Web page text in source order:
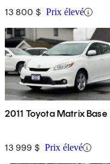
13 800 $ Prix élevé
2011 Toyota Matrix Base
13 999 $ Prix élevé